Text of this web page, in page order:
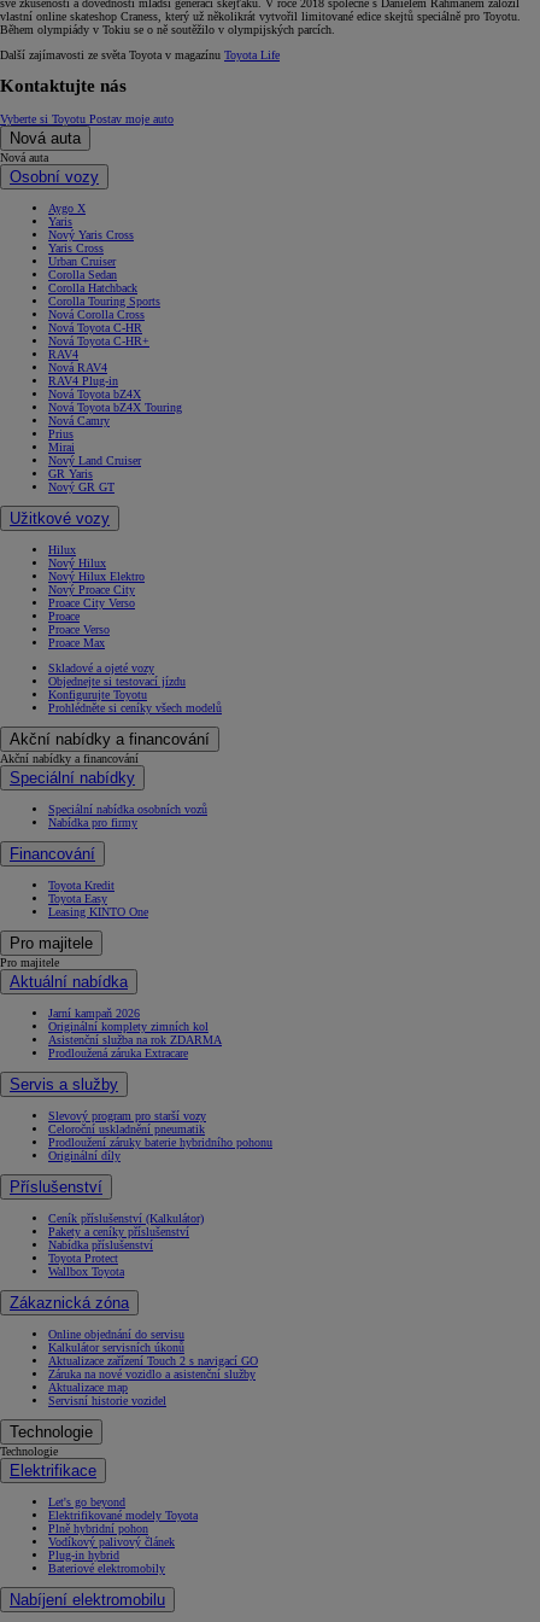
své zkušenosti a dovednosti mladší generaci skejťáků. V roce 2018 společně s Danielem Rahmanem založil
vlastní online skateshop Craness, který už několikrát vytvořil limitované edice skejtů speciálně pro Toyotu.
Během olympiády v Tokiu se o ně soutěžilo v olympijských parcích.
Další zajímavosti ze světa Toyota v magazínu Toyota Life
Kontaktujte nás
Vyberte si Toyotu Postav moje auto
Nová auta
Nová auta
Osobní vozy
Aygo X
Yaris
Nový Yaris Cross
Yaris Cross
Urban Cruiser
Corolla Sedan
Corolla Hatchback
Corolla Touring Sports
Nová Corolla Cross
Nová Toyota C-HR
Nová Toyota C-HR+
RAV4
Nová RAV4
RAV4 Plug-in
Nová Toyota bZ4X
Nová Toyota bZ4X Touring
Nová Camry
Prius
Mirai
Nový Land Cruiser
GR Yaris
Nový GR GT
Užitkové vozy
Hilux
Nový Hilux
Nový Hilux Elektro
Nový Proace City
Proace City Verso
Proace
Proace Verso
Proace Max
Skladové a ojeté vozy
Objednejte si testovací jízdu
Konfigurujte Toyotu
Prohlédněte si ceníky všech modelů
Akční nabídky a financování
Akční nabídky a financování
Speciální nabídky
Speciální nabídka osobních vozů
Nabídka pro firmy
Financování
Toyota Kredit
Toyota Easy
Leasing KINTO One
Pro majitele
Pro majitele
Aktuální nabídka
Jarní kampaň 2026
Originální komplety zimních kol
Asistenční služba na rok ZDARMA
Prodloužená záruka Extracare
Servis a služby
Slevový program pro starší vozy
Celoroční uskladnění pneumatik
Prodloužení záruky baterie hybridního pohonu
Originální díly
Příslušenství
Ceník příslušenství (Kalkulátor)
Pakety a ceníky příslušenství
Nabídka příslušenství
Toyota Protect
Wallbox Toyota
Zákaznická zóna
Online objednání do servisu
Kalkulátor servisních úkonů
Aktualizace zařízení Touch 2 s navigací GO
Záruka na nové vozidlo a asistenční služby
Aktualizace map
Servisní historie vozidel
Technologie
Technologie
Elektrifikace
Let's go beyond
Elektrifikované modely Toyota
Plně hybridní pohon
Vodíkový palivový článek
Plug-in hybrid
Bateriové elektromobily
Nabíjení elektromobilu